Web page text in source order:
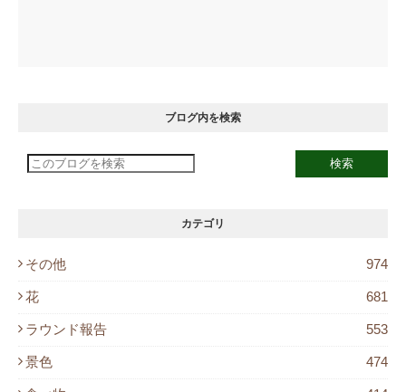
ブログ内を検索
カテゴリ
その他 974
花 681
ラウンド報告 553
景色 474